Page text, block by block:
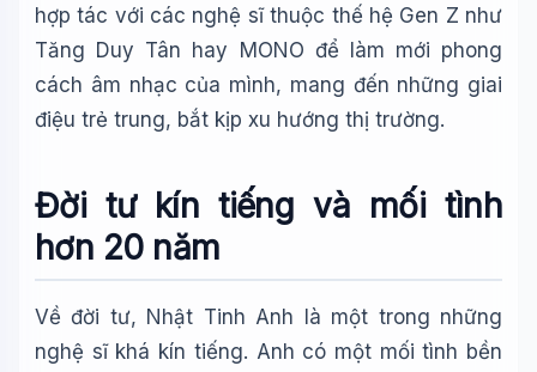
hợp tác với các nghệ sĩ thuộc thế hệ Gen Z như
Tăng Duy Tân hay MONO để làm mới phong
cách âm nhạc của mình, mang đến những giai
điệu trẻ trung, bắt kịp xu hướng thị trường.
Đời tư kín tiếng và mối tình
hơn 20 năm
Về đời tư, Nhật Tinh Anh là một trong những
nghệ sĩ khá kín tiếng. Anh có một mối tình bền